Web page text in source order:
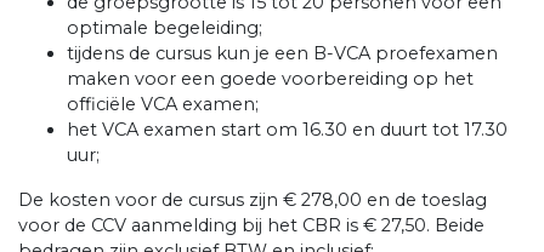
optimale begeleiding;
tijdens de cursus kun je een B-VCA proefexamen
maken voor een goede voorbereiding op het
officiële VCA examen;
het VCA examen start om 16.30 en duurt tot 17.30
uur;
De kosten voor de cursus zijn € 278,00 en de toeslag
voor de CCV aanmelding bij het CBR is € 27,50. Beide